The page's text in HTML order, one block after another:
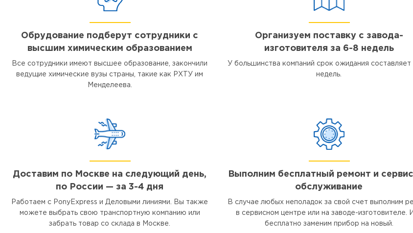
Обрудование подберут сотрудники с
высшим химическим образованием
Все сотрудники имеют высшее образование, закончили
ведущие химические вузы страны, такие как РХТУ им
Менделеева.
Организуем поставку с завода-
изготовителя за 6-8 недель
У большинства компаний срок ожидания составляет
недель.
Доставим по Москве на следующий день,
по России — за 3-4 дня
Работаем с PonyExpress и Деловыми линиями. Вы также
можете выбрать свою транспортную компанию или
забрать товар со склада в Москве.
Выполним бесплатный ремонт и
обслуживание
В случае любых неполадок за свой счет выполним
в сервисном центре или на заводе-изготовителе.
бесплатно заменим прибор на новый.